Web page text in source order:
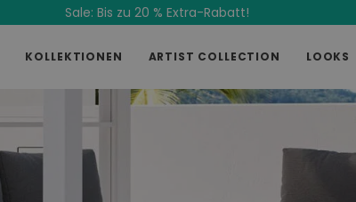
Sale: Bis zu 20 % Extra-Rabatt!
KOLLEKTIONEN ARTIST COLLECTION LOOKS